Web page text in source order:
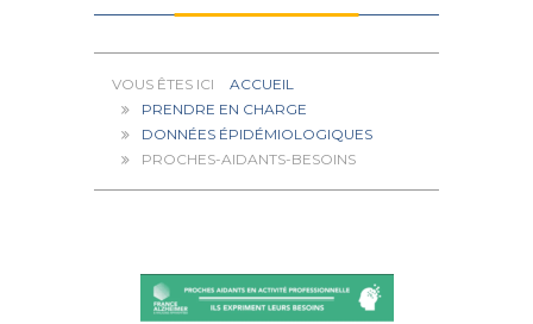
ACCUEIL
PRENDRE EN CHARGE
DONNÉES ÉPIDÉMIOLOGIQUES
PROCHES-AIDANTS-BESOINS